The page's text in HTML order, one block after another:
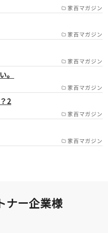
/富田林市/太
早赤坂村/河内
枚方市/池田市/
/高槻市/島本町/
町/岸和田市/貝
佐野市/田尻町/
奈良市/生
市/平群町/三郷
陵町/大和高田
市/天理市/橿原
香村 京都
家百マガジン
家百マガジン
家百マガジン
家百マガジン
。
家百マガジン
2
家百マガジン
ナー企業様